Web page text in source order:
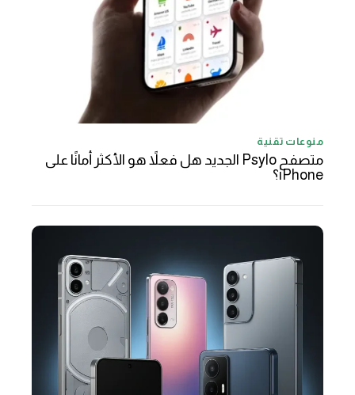
منوعات تقنية
متصفح Psylo الجديد هل فعلاً هو الأكثر أمانًا على
iPhone؟